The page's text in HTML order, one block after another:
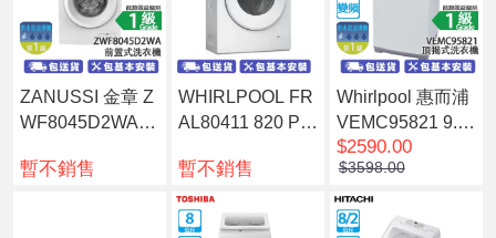
ZANUSSI 金章 Z
WF8045D2WA 8
式洗衣機
暫不銷售
WHIRLPOOL FR
AL80411 820 Pur
前置滾桶式洗衣
機
暫不銷售
Whirlpool 惠而浦
VEMC95821 9.5
公斤 800轉 變頻
頂揭式洗衣機
$2590.00
$3598.00